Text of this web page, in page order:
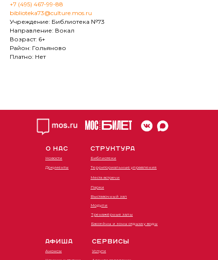
+7 (495) 467-99-88
biblioteka73@culture.mos.ru
Учреждение: Библиотека №73
Направление: Вокал
Возраст: 6+
Район: Гольяново
Платно: Нет
О НАС
Новости
Документы
АФИША
Анонсы
СТРУКТУРА
Библиотеки
Территориальные управления
Места встречи
Парки
Выставочный зал
Модули
Тренажёрные залы
Бассейны и зоны отдыха у воды
СЕРВИСЫ
Услуги